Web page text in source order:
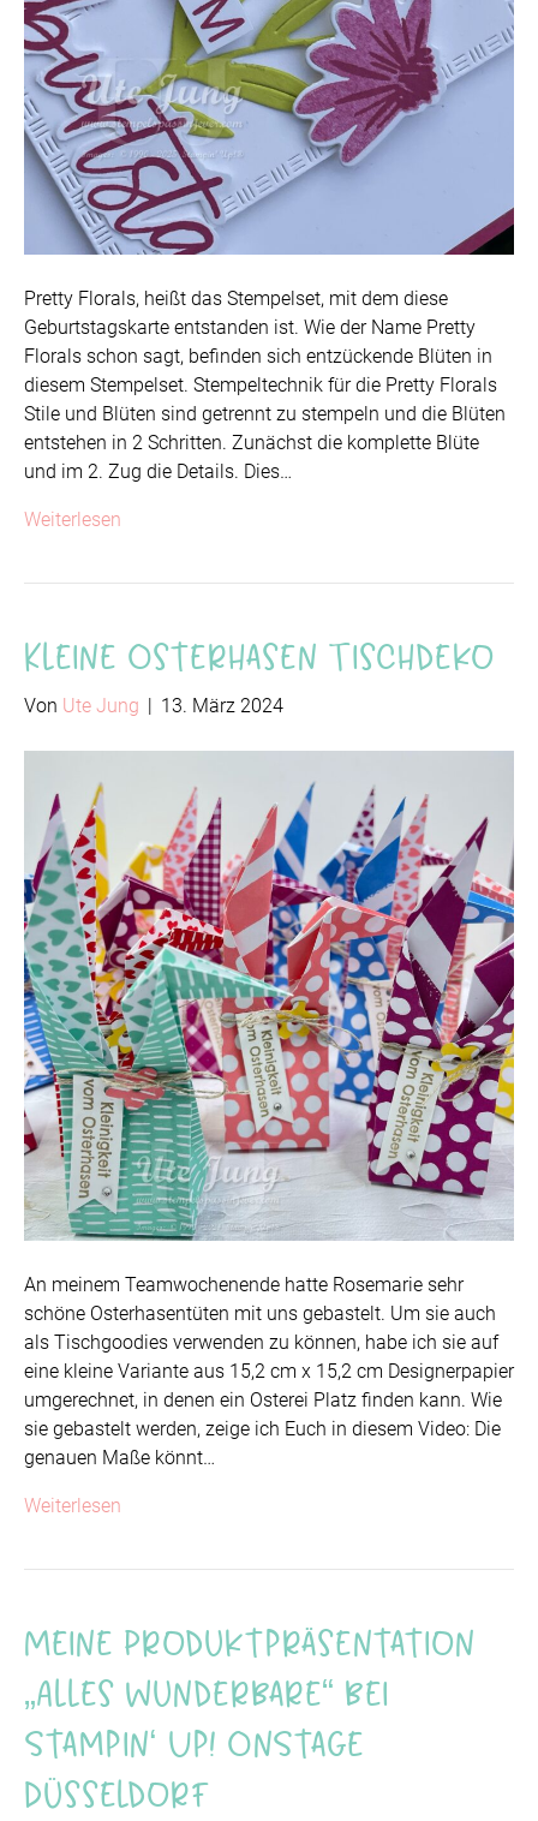
Pretty Florals, heißt das Stempelset, mit dem diese
Geburtstagskarte entstanden ist. Wie der Name Pretty
Florals schon sagt, befinden sich entzückende Blüten in
diesem Stempelset. Stempeltechnik für die Pretty Florals
Stile und Blüten sind getrennt zu stempeln und die Blüten
entstehen in 2 Schritten. Zunächst die komplette Blüte
und im 2. Zug die Details. Dies…
Weiterlesen
Kleine Osterhasen Tischdeko
Von Ute Jung | 13. März 2024
An meinem Teamwochenende hatte Rosemarie sehr
schöne Osterhasentüten mit uns gebastelt. Um sie auch
als Tischgoodies verwenden zu können, habe ich sie auf
eine kleine Variante aus 15,2 cm x 15,2 cm Designerpapier
umgerechnet, in denen ein Osterei Platz finden kann. Wie
sie gebastelt werden, zeige ich Euch in diesem Video: Die
genauen Maße könnt…
Weiterlesen
Meine Produktpräsentation
„Alles Wunderbare“ bei
Stampin‘ Up! OnStage
Düsseldorf